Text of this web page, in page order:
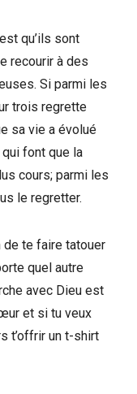
qu’ils sont
recourir à des
Si parmi les
trois regrette
sa vie a évolué
font que la
cours; parmi les
le regretter.
de te faire tatouer
quel autre
avec Dieu est
et si tu veux
t’offrir un t-shirt